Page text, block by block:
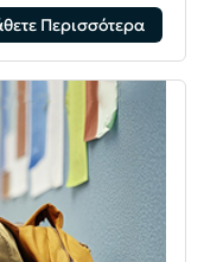
Περισσότερα